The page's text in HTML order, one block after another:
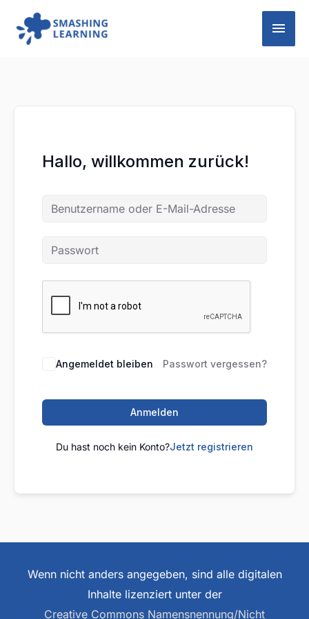
Inhalt
springen
Hallo, willkommen zurück!
Angemeldet bleiben Passwort vergessen?
Anmelden
Du hast noch kein Konto?Jetzt registrieren
Wenn nicht anders angegeben, sind alle digitalen
Inhalte lizenziert unter der
Creative Commons Namensnennung/Nicht